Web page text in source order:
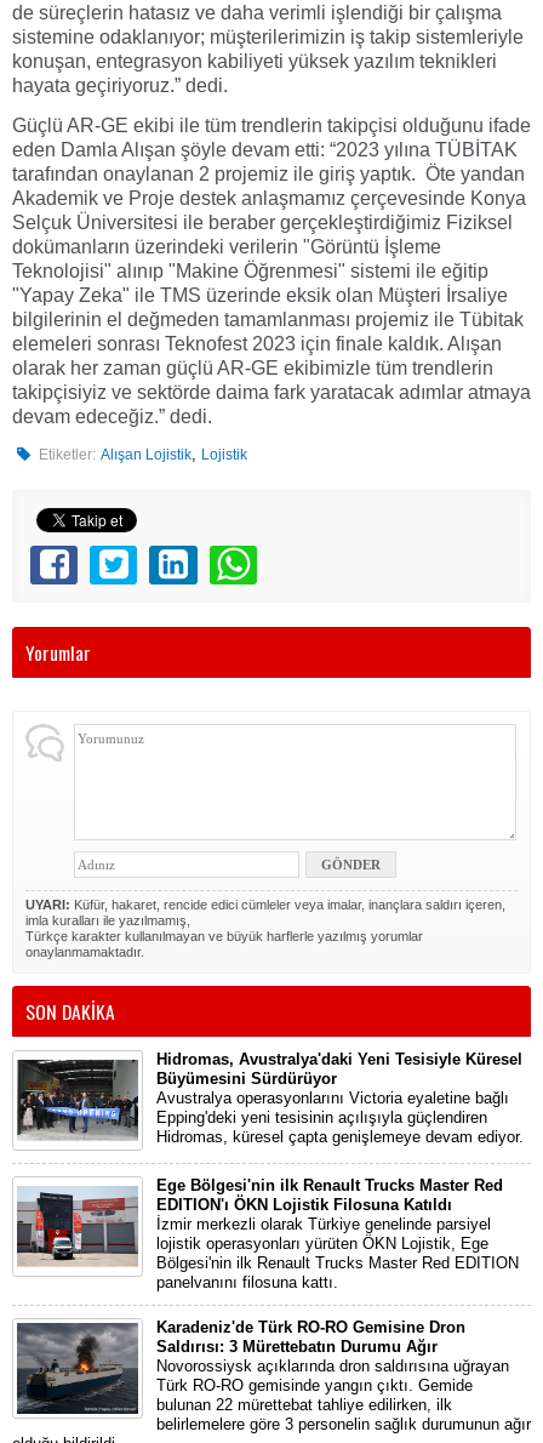
de süreçlerin hatasız ve daha verimli işlendiği bir çalışma
sistemine odaklanıyor; müşterilerimizin iş takip sistemleriyle
konuşan, entegrasyon kabiliyeti yüksek yazılım teknikleri
hayata geçiriyoruz.” dedi.
Güçlü AR-GE ekibi ile tüm trendlerin takipçisi olduğunu ifade
eden Damla Alışan şöyle devam etti: “2023 yılına TÜBİTAK
tarafından onaylanan 2 projemiz ile giriş yaptık. Öte yandan
Akademik ve Proje destek anlaşmamız çerçevesinde Konya
Selçuk Üniversitesi ile beraber gerçekleştirdiğimiz Fiziksel
dokümanların üzerindeki verilerin "Görüntü İşleme
Teknolojisi" alınıp "Makine Öğrenmesi" sistemi ile eğitip
"Yapay Zeka" ile TMS üzerinde eksik olan Müşteri İrsaliye
bilgilerinin el değmeden tamamlanması projemiz ile Tübitak
elemeleri sonrası Teknofest 2023 için finale kaldık. Alışan
olarak her zaman güçlü AR-GE ekibimizle tüm trendlerin
takipçisiyiz ve sektörde daima fark yaratacak adımlar atmaya
devam edeceğiz.” dedi.
Etiketler: Alışan Lojistik, Lojistik
Yorumlar
UYARI: Küfür, hakaret, rencide edici cümleler veya imalar, inançlara saldırı içeren,
imla kuralları ile yazılmamış,
Türkçe karakter kullanılmayan ve büyük harflerle yazılmış yorumlar
onaylanmamaktadır.
SON DAKİKA
Hidromas, Avustralya'daki Yeni Tesisiyle Küresel
Büyümesini Sürdürüyor
Avustralya operasyonlarını Victoria eyaletine bağlı
Epping'deki yeni tesisinin açılışıyla güçlendiren
Hidromas, küresel çapta genişlemeye devam ediyor.
Ege Bölgesi'nin ilk Renault Trucks Master Red
EDITION'ı ÖKN Lojistik Filosuna Katıldı
İzmir merkezli olarak Türkiye genelinde parsiyel
lojistik operasyonları yürüten ÖKN Lojistik, Ege
Bölgesi'nin ilk Renault Trucks Master Red EDITION
panelvanını filosuna kattı.
Karadeniz'de Türk RO-RO Gemisine Dron
Saldırısı: 3 Mürettebatın Durumu Ağır
Novorossiysk açıklarında dron saldırısına uğrayan
Türk RO-RO gemisinde yangın çıktı. Gemide
bulunan 22 mürettebat tahliye edilirken, ilk
belirlemelere göre 3 personelin sağlık durumunun ağır